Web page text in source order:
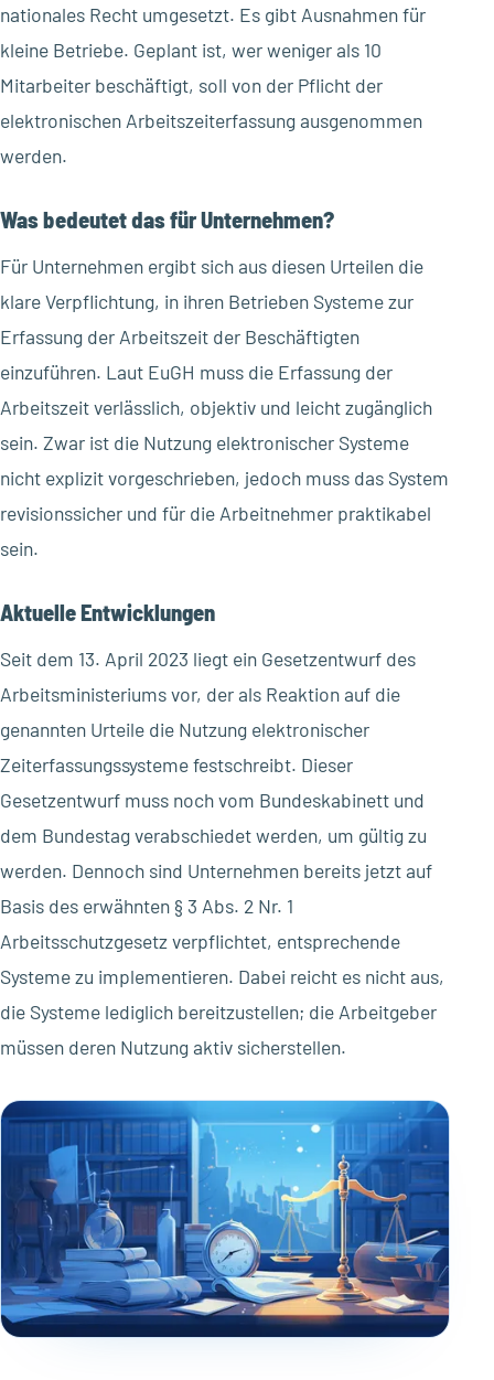
nationales Recht umgesetzt. Es gibt Ausnahmen für
kleine Betriebe. Geplant ist, wer weniger als 10
Mitarbeiter beschäftigt, soll von der Pflicht der
elektronischen Arbeitszeiterfassung ausgenommen
werden.
Was bedeutet das für Unternehmen?
Für Unternehmen ergibt sich aus diesen Urteilen die
klare Verpflichtung, in ihren Betrieben Systeme zur
Erfassung der Arbeitszeit der Beschäftigten
einzuführen. Laut EuGH muss die Erfassung der
Arbeitszeit verlässlich, objektiv und leicht zugänglich
sein. Zwar ist die Nutzung elektronischer Systeme
nicht explizit vorgeschrieben, jedoch muss das System
revisionssicher und für die Arbeitnehmer praktikabel
sein.
Aktuelle Entwicklungen
Seit dem 13. April 2023 liegt ein Gesetzentwurf des
Arbeitsministeriums vor, der als Reaktion auf die
genannten Urteile die Nutzung elektronischer
Zeiterfassungssysteme festschreibt. Dieser
Gesetzentwurf muss noch vom Bundeskabinett und
dem Bundestag verabschiedet werden, um gültig zu
werden. Dennoch sind Unternehmen bereits jetzt auf
Basis des erwähnten § 3 Abs. 2 Nr. 1
Arbeitsschutzgesetz verpflichtet, entsprechende
Systeme zu implementieren. Dabei reicht es nicht aus,
die Systeme lediglich bereitzustellen; die Arbeitgeber
müssen deren Nutzung aktiv sicherstellen.